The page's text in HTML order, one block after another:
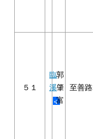
５１
臨
溪
郭
肇
富
至善